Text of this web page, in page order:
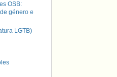
OSB:
género e
LGTB)